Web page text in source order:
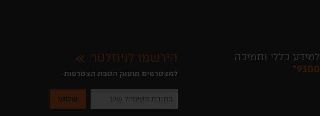
למידע כללי ותמיכה
*9300
הירשמו לניוזלטר
למצטרפים תוענק הטבת הצטרפות
להזין
את